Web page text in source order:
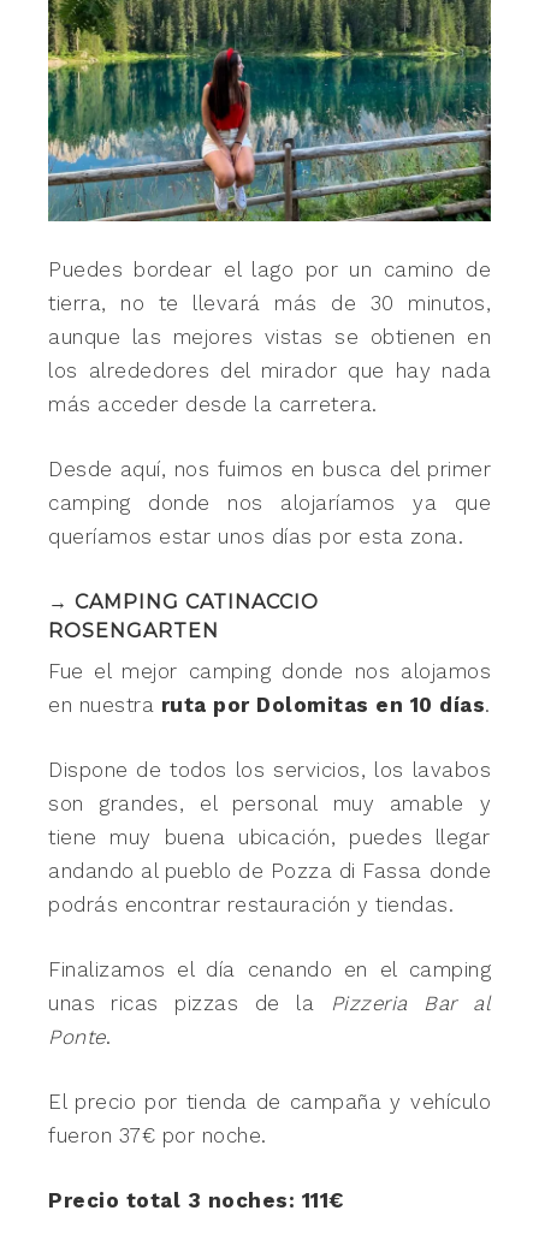
Puedes bordear el lago por un camino de
tierra, no te llevará más de 30 minutos,
aunque las mejores vistas se obtienen en
los alrededores del mirador que hay nada
más acceder desde la carretera.
Desde aquí, nos fuimos en busca del primer
camping donde nos alojaríamos ya que
queríamos estar unos días por esta zona.
→ CAMPING CATINACCIO
ROSENGARTEN
Fue el mejor camping donde nos alojamos
en nuestra ruta por Dolomitas en 10 días.
Dispone de todos los servicios, los lavabos
son grandes, el personal muy amable y
tiene muy buena ubicación, puedes llegar
andando al pueblo de Pozza di Fassa donde
podrás encontrar restauración y tiendas.
Finalizamos el día cenando en el camping
unas ricas pizzas de la
Pizzeria Bar al
Ponte.
El precio por tienda de campaña y vehículo
fueron 37€ por noche.
Precio total 3 noches: 111€